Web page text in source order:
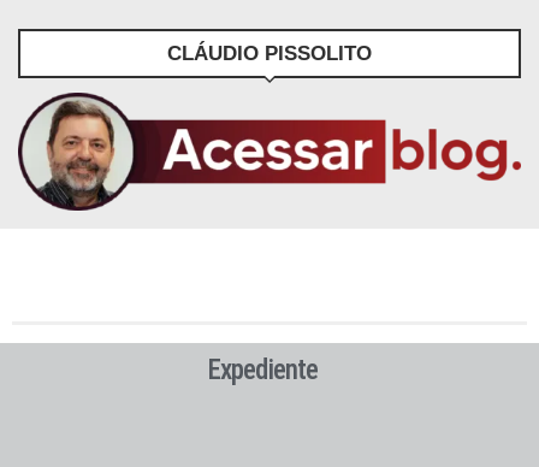
CLÁUDIO PISSOLITO
Expediente